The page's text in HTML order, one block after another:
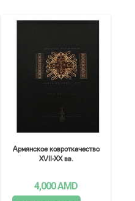
Армянское ковроткачество
XVII-XX вв.
4,000AMD